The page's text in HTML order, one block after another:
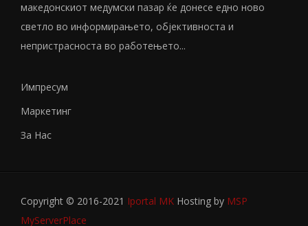
македонскиот медумски пазар ќе донесе едно ново
светло во информирањето, објективноста и
непристрасноста во работењето...
Импресум
Маркетинг
За Нас
Copyright © 2016-2021 Iportal MK Hosting by MSP
MyServerPlace